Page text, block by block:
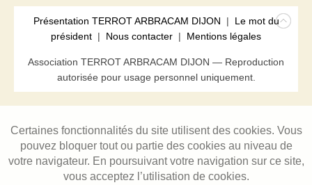
Présentation TERROT ARBRACAM DIJON | Le mot du
président | Nous contacter | Mentions légales
Association TERROT ARBRACAM DIJON — Reproduction
autorisée pour usage personnel uniquement.
Certaines fonctionnalités du site utilisent des cookies. Vous
pouvez bloquer tout ou partie des cookies au niveau de
votre navigateur. En poursuivant votre navigation sur ce site,
vous acceptez l’utilisation de cookies.